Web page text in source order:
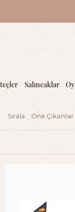
Salıncaklar
Sırala